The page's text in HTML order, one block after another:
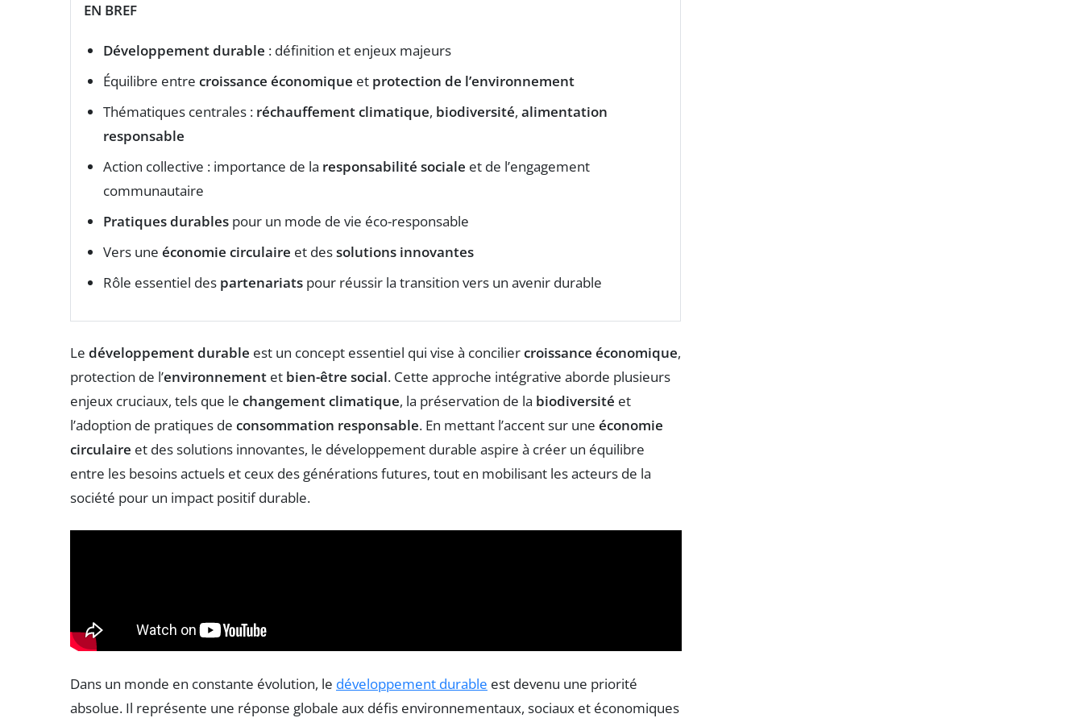
EN BREF
Développement durable : définition et enjeux majeurs
Équilibre entre croissance économique et protection de l’environnement
Thématiques centrales : réchauffement climatique, biodiversité, alimentation
responsable
Action collective : importance de la responsabilité sociale et de l’engagement
communautaire
Pratiques durables pour un mode de vie éco-responsable
Vers une économie circulaire et dessolutions innovantes
Rôle essentiel des partenariats pour réussir la transition vers un avenir durable
Le développement durable est un concept essentiel qui vise à conciliercroissance économique,
protection de l’environnement et bien-être social. Cette approche intégrative aborde plusieurs
enjeux cruciaux, tels que le changement climatique, la préservation de la biodiversité et
l’adoption de pratiques de consommation responsable. En mettant l’accent sur une économie
circulaire et des solutions innovantes, le développement durable aspire à créer un équilibre
entre les besoins actuels et ceux des générations futures, tout en mobilisant les acteurs de la
société pour un impact positif durable.
Dans un monde en constante évolution, le développement durable est devenu une priorité
absolue. Il représente une réponse globale aux défis environnementaux, sociaux et économiques